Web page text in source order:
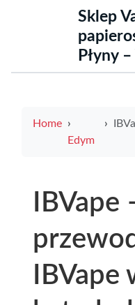
Sklep
Płyny
Home
Edym
IBVape –
IBVape